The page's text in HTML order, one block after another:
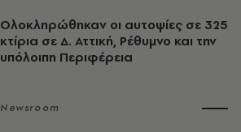
Ολοκληρώθηκαν οι αυτοψίες σε 325
κτίρια σε Δ. Αττική, Ρέθυμνο και την
υπόλοιπη Περιφέρεια
Newsroom